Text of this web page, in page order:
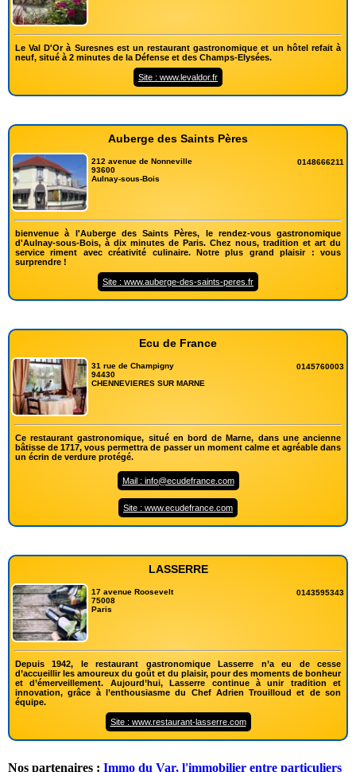
Le Val D'Or à Suresnes est un restaurant gastronomique et un hôtel refait à
neuf, situé à 2 minutes de la Défense et des Champs-Elysées.
Site : www.levaldor.fr
Auberge des Saints Pères
212 avenue de Nonneville
93600
Aulnay-sous-Bois
0148666211
bienvenue à l'Auberge des Saints Pères, le rendez-vous gastronomique
d'Aulnay-sous-Bois, à dix minutes de Paris. Chez nous, tradition et art du
service riment avec créativité culinaire. Notre plus grand plaisir : vous
surprendre !
Site : www.auberge-des-saints-peres.fr
Ecu de France
31 rue de Champigny
94430
CHENNEVIERES SUR MARNE
0145760003
Ce restaurant gastronomique, situé en bord de Marne, dans une ancienne
bâtisse de 1717, vous permettra de passer un moment calme et agréable dans
un écrin de verdure protégé.
Mail : info@ecudefrance.com
Site : www.ecudefrance.com
LASSERRE
17 avenue Roosevelt
75008
Paris
0143595343
Depuis 1942, le restaurant gastronomique Lasserre n’a eu de cesse
d’accueillir les amoureux du goût et du plaisir, pour des moments de bonheur
et d’émerveillement. Aujourd’hui, Lasserre continue à unir tradition et
innovation, grâce à l’enthousiasme du Chef Adrien Trouilloud et de son
équipe.
Site : www.restaurant-lasserre.com
Nos partenaires : Immo du Var, l'immobilier entre particuliers